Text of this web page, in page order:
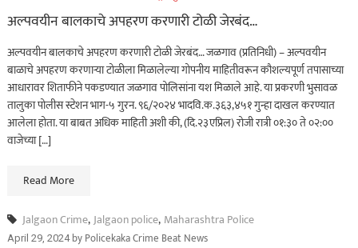
अल्पवयीन बालकाचे अपहरण करणारी टोळी जेरबंद…
अल्पवयीन बालकाचे अपहरण करणारी टोळी जेरबंद… जळगाव (प्रतिनिधी) – अल्पवयीन
बाळाचे अपहरण करणाऱ्या टोळीला मिळालेल्या गोपनीय माहितीवरून कौशल्यपूर्ण तपासाच्या
आधारावर शिताफीने पकडण्यात जळगाव पोलिसांना यश मिळाले आहे. या प्रकरणी भुसावळ
तालुका पोलीस स्टेशन भाग-५ गुरन. ९६/२०२४ भादवि.क.३६३,४५१ गुन्हा दाखल करण्यात
आलेला होता. या बाबत अधिक माहिती अशी की, (दि.२३एप्रिल) रोजी रात्री ०१:३० ते ०२:००
वाजेच्या […]
Read More
Jalgaon Crime,Jalgaon police, Maharashtra Police
April 29, 2024byPolicekaka Crime Beat News